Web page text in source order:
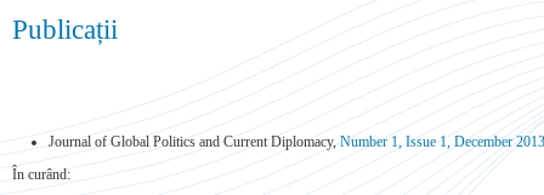
Publicații
Journal of Global Politics and Current Diplomacy,Number 1, Issue 1, December 2013
În curând: